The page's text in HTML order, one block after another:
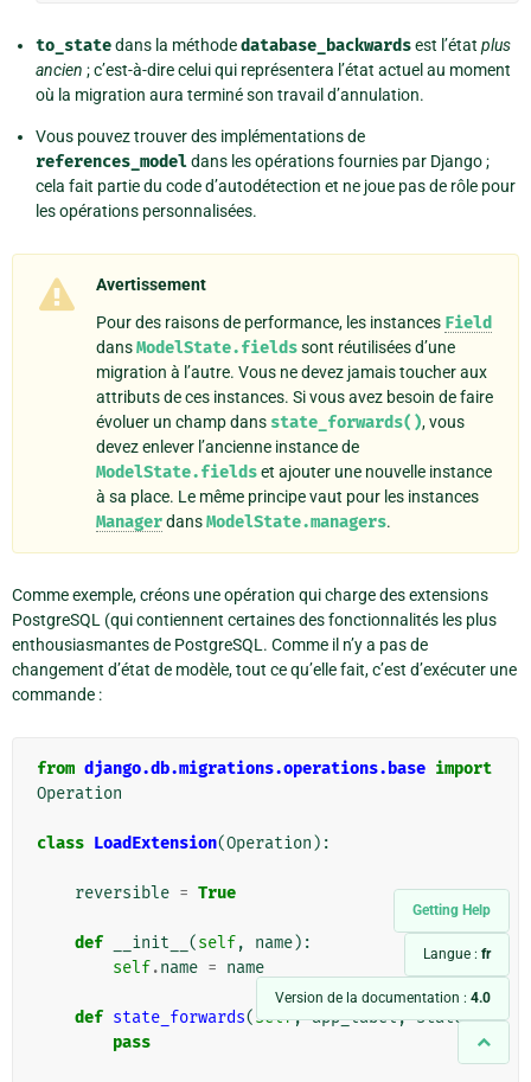
Getting Help
Langue : fr
Version de la documentation : 4.0
to_statedans la méthodedatabase_backwardsest l’état plus
ancien ; c’est-à-dire celui qui représentera l’état actuel au moment
où la migration aura terminé son travail d’annulation.
Vous pouvez trouver des implémentations de
references_modeldans les opérations fournies par Django ;
cela fait partie du code d’autodétection et ne joue pas de rôle pour
les opérations personnalisées.
Avertissement
Pour des raisons de performance, les instances Field
dansModelState.fieldssont réutilisées d’une
migration à l’autre. Vous ne devez jamais toucher aux
attributs de ces instances. Si vous avez besoin de faire
évoluer un champ dans state_forwards(), vous
devez enlever l’ancienne instance de
ModelState.fieldset ajouter une nouvelle instance
à sa place. Le même principe vaut pour les instances
ManagerdansModelState.managers.
Comme exemple, créons une opération qui charge des extensions
PostgreSQL (qui contiennent certaines des fonctionnalités les plus
enthousiasmantes de PostgreSQL. Comme il n’y a pas de
changement d’état de modèle, tout ce qu’elle fait, c’est d’exécuter une
commande :
from django.db.migrations.operations.base import
Operation
class LoadExtension(Operation ):
reversible = True
def __init__ (self, name):
self.name = name
def state_forwards(self, app_label, state):
pass